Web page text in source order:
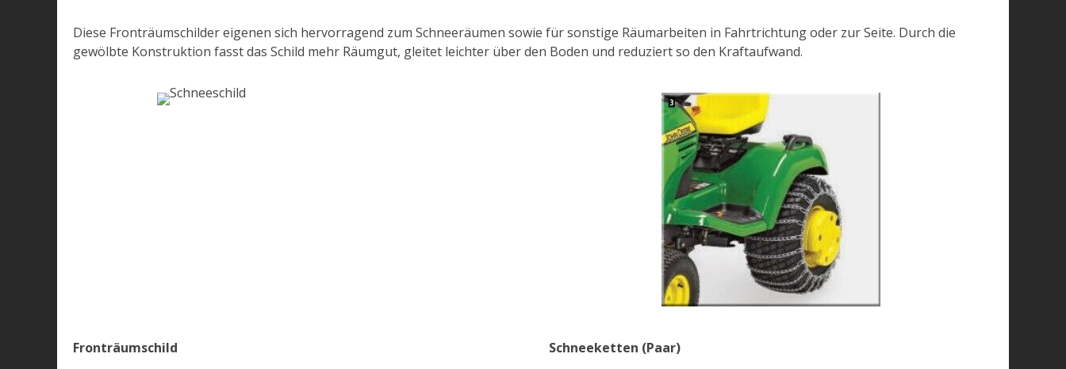
Diese Fronträumschilder eigenen sich hervorragend zum Schneeräumen sowie für sonstige Räumarbeiten in Fahrtrichtung oder zur Seite. Durch die
gewölbte Konstruktion fasst das Schild mehr Räumgut, gleitet leichter über den Boden und reduziert so den Kraftaufwand.
Fronträumschild Schneeketten (Paar)